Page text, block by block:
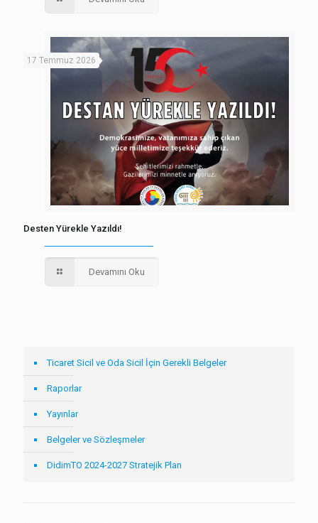
17 Temmuz 2026
Desten Yürekle Yazıldı!
Devamını Oku
Ticaret Sicil ve Oda Sicil İçin Gerekli Belgeler
Raporlar
Yayınlar
Belgeler ve Sözleşmeler
DidimTO 2024-2027 Stratejik Plan